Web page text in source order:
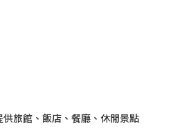
供旅館、飯店、餐廳、休閒景點